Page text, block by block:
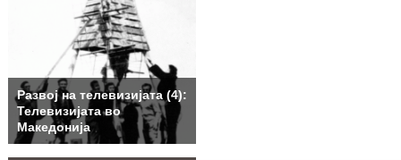
Развој на телевизијата (4):
Телевизијата во
Македонија